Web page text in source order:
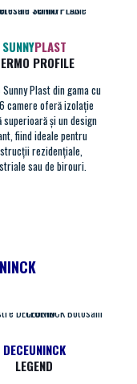
SUNNYPLAST
PROFILE
Plast din gama cu
camere oferă izolație
și un design
fiind ideale pentru
rezidențiale,
sau de birouri.
DECEUNINCK
LEGEND